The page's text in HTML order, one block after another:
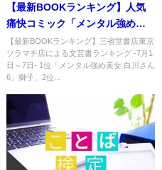
【最新BOOKランキング】人気
痛快コミック「メンタル強め美
女 白川さん」
【最新BOOKランキング】三省堂書店東京
ソラマチ店による文芸書ランキング -7月1
日～7日- 1位「メンタル強め美女 白川さん
6」獅子、2位...